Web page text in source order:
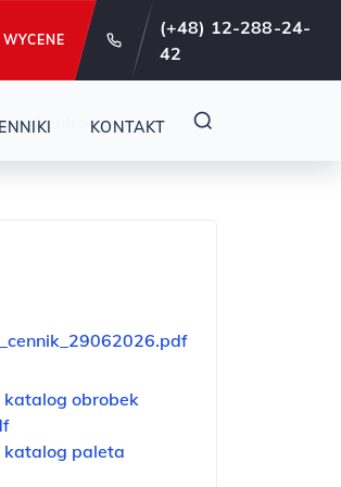
(+48) 12-288-24-
42
KONTAKT
Centro
obrobek
paleta